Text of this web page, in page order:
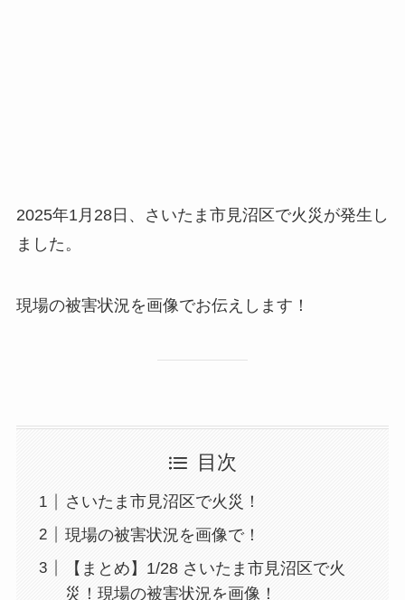
2025年1月28日、さいたま市見沼区で火災が発生し
ました。
現場の被害状況を画像でお伝えします！
目次
さいたま市見沼区で火災！
現場の被害状況を画像で！
【まとめ】1/28 さいたま市見沼区で火
災！現場の被害状況を画像！